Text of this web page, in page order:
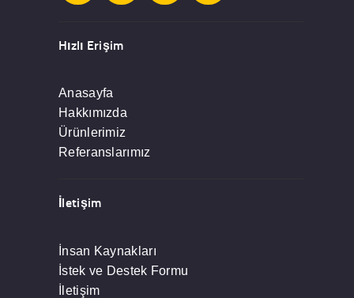
Hızlı Erişim
Anasayfa
Hakkımızda
Ürünlerimiz
Referanslarımız
İletişim
İnsan Kaynakları
İstek ve Destek Formu
İletişim